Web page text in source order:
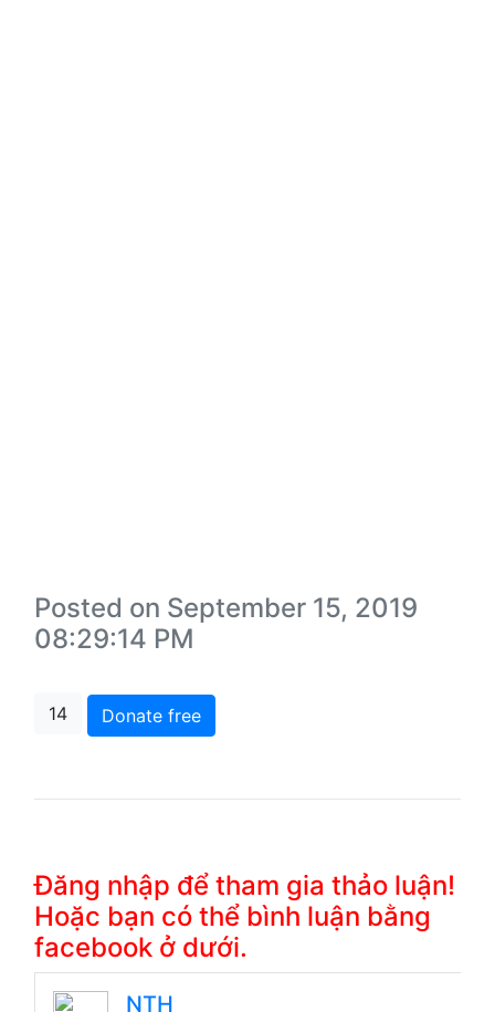
Posted on September 15, 2019
08:29:14 PM
14 Donate free
Đăng nhập để tham gia thảo luận!
Hoặc bạn có thể bình luận bằng
facebook ở dưới.